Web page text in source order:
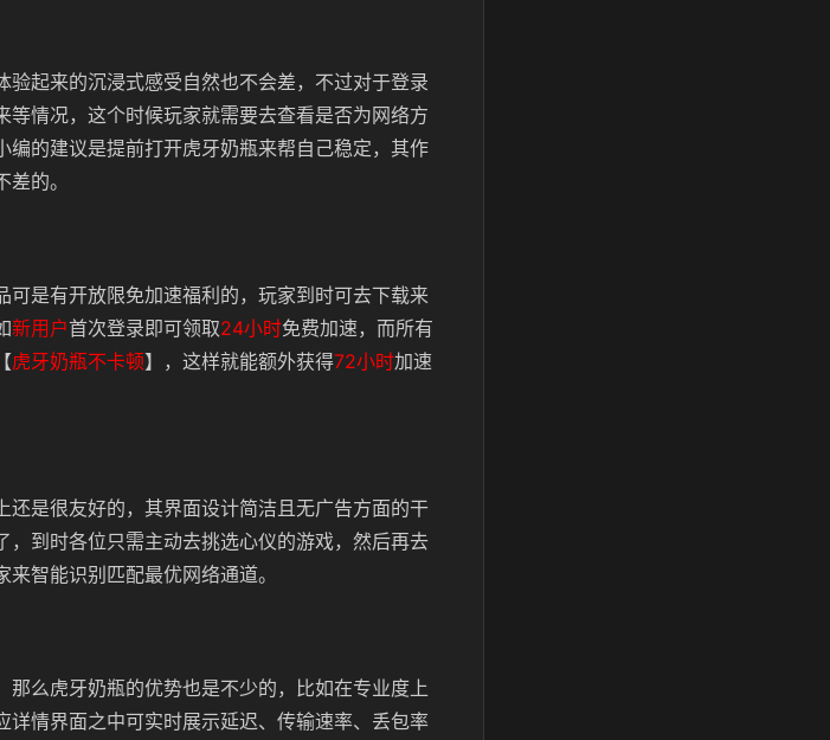
起来的沉浸式感受自然也不会差，不过对于登录
情况，这个时候玩家就需要去查看是否为网络方
的建议是提前打开虎牙奶瓶来帮自己稳定，其作
的。
是有开放限免加速福利的，玩家到时可去下载来
新用户首次登录即可领取24小时免费加速，而所有
虎牙奶瓶不卡顿】，这样就能额外获得72小时加速
是很友好的，其界面设计简洁且无广告方面的干
到时各位只需主动去挑选心仪的游戏，然后再去
智能识别匹配最优网络通道。
么虎牙奶瓶的优势也是不少的，比如在专业度上
情界面之中可实时展示延迟、传输速率、丢包率